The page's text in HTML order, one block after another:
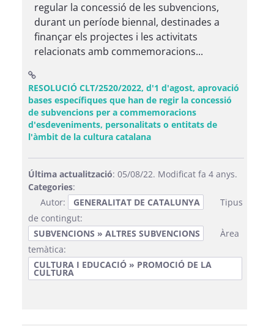
regular la concessió de les subvencions,
durant un període biennal, destinades a
finançar els projectes i les activitats
relacionats amb commemoracions...
RESOLUCIÓ CLT/2520/2022, d'1 d'agost, aprovació
bases específiques que han de regir la concessió
de subvencions per a commemoracions
d'esdeveniments, personalitats o entitats de
l'àmbit de la cultura catalana(Obre una finestra nova)
Última actualització: 05/08/22. Modificat fa 4 anys.
Categories:
Autor:
GENERALITAT DE CATALUNYA
Tipus
de contingut:
SUBVENCIONS » ALTRES SUBVENCIONS
Àrea
temàtica:
CULTURA I EDUCACIÓ » PROMOCIÓ DE LA
CULTURA